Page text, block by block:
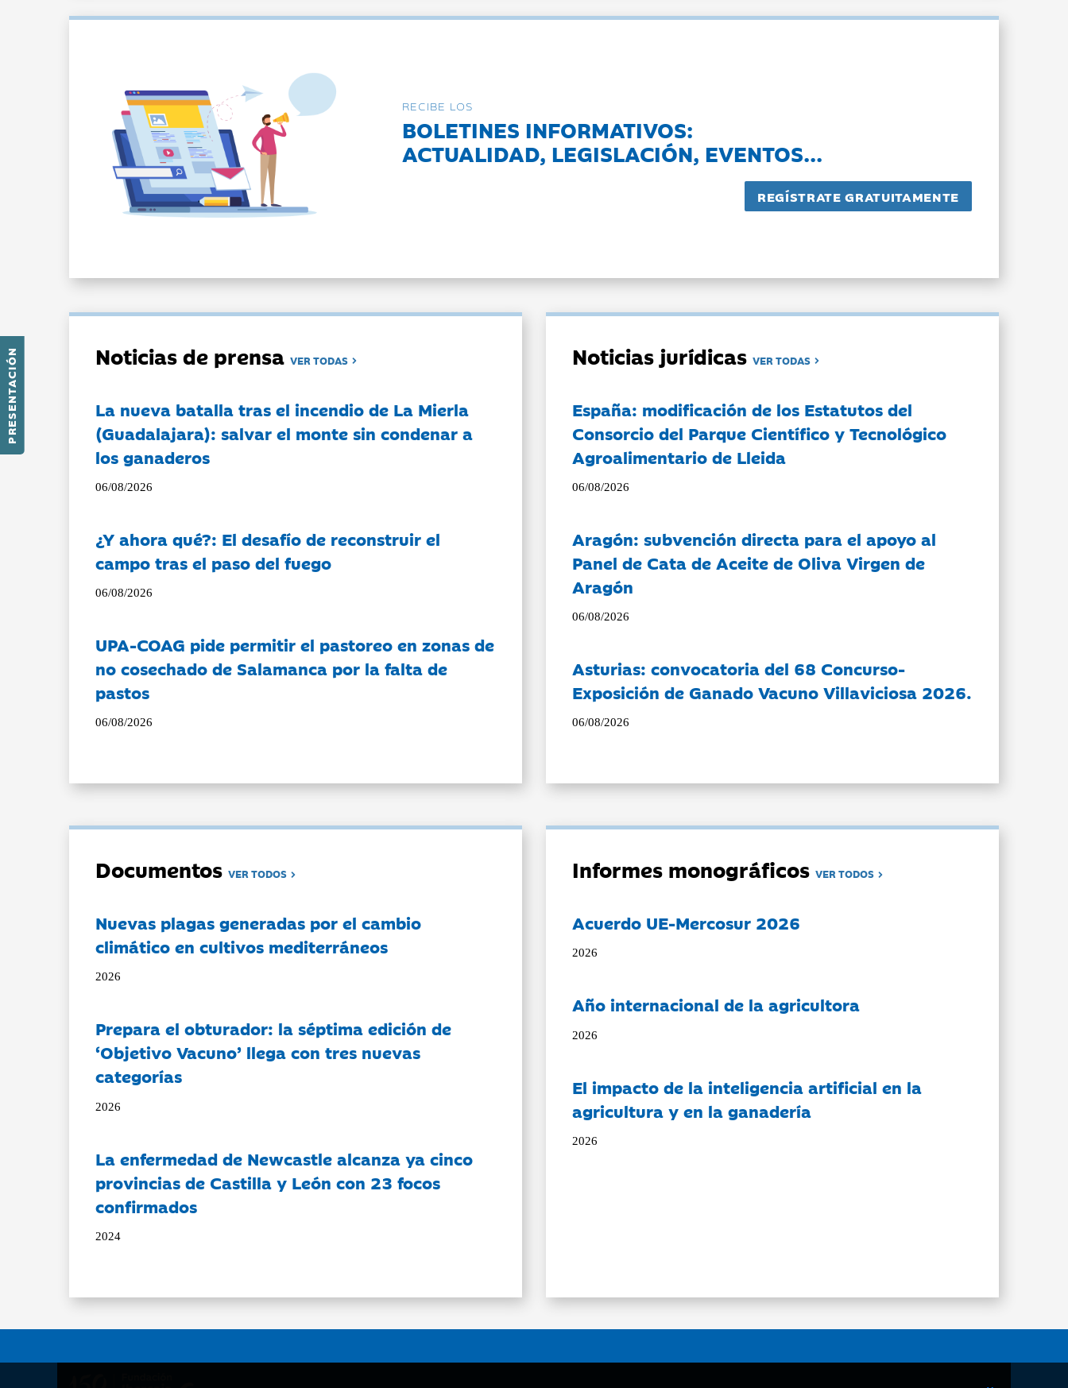
PRESENTACIÓN
RECIBE LOS
BOLETINES INFORMATIVOS:
ACTUALIDAD, LEGISLACIÓN, EVENTOS...
Noticias de prensaVER TODAS
La nueva batalla tras el incendio de La Mierla
(Guadalajara): salvar el monte sin condenar a
los ganaderos
06/08/2026
¿Y ahora qué?: El desafío de reconstruir el
campo tras el paso del fuego
06/08/2026
UPA-COAG pide permitir el pastoreo en zonas de
no cosechado de Salamanca por la falta de
pastos
06/08/2026
Noticias jurídicasVER TODAS
España: modificación de los Estatutos del
Consorcio del Parque Científico y Tecnológico
Agroalimentario de Lleida
06/08/2026
Aragón: subvención directa para el apoyo al
Panel de Cata de Aceite de Oliva Virgen de
Aragón
06/08/2026
Asturias: convocatoria del 68 Concurso-
Exposición de Ganado Vacuno Villaviciosa 2026.
06/08/2026
DocumentosVER TODOS
Nuevas plagas generadas por el cambio
climático en cultivos mediterráneos
2026
Prepara el obturador: la séptima edición de
‘Objetivo Vacuno’ llega con tres nuevas
categorías
2026
La enfermedad de Newcastle alcanza ya cinco
provincias de Castilla y León con 23 focos
confirmados
2024
Informes monográficosVER TODOS
Acuerdo UE-Mercosur 2026
2026
Año internacional de la agricultora
2026
El impacto de la inteligencia artificial en la
agricultura y en la ganadería
2026